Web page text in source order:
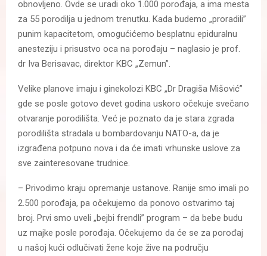
obnovljeno. Ovde se uradi oko 1.000 porođaja, a ima mesta
za 55 porodilja u jednom trenutku. Kada budemo „proradili”
punim kapacitetom, omogućićemo besplatnu epiduralnu
anesteziju i prisustvo oca na porođaju – naglasio je prof.
dr Iva Berisavac, direktor KBC „Zemun”.
Velike planove imaju i ginekolozi KBC „Dr Dragiša Mišović”
gde se posle gotovo devet godina uskoro očekuje svečano
otvaranje porodilišta. Već je poznato da je stara zgrada
porodilišta stradala u bombardovanju NATO-a, da je
izgrađena potpuno nova i da će imati vrhunske uslove za
sve zainteresovane trudnice.
– Privodimo kraju opremanje ustanove. Ranije smo imali po
2.500 porođaja, pa očekujemo da ponovo ostvarimo taj
broj. Prvi smo uveli „bejbi frendli” program – da bebe budu
uz majke posle porođaja. Očekujemo da će se za porođaj
u našoj kući odlučivati žene koje žive na području